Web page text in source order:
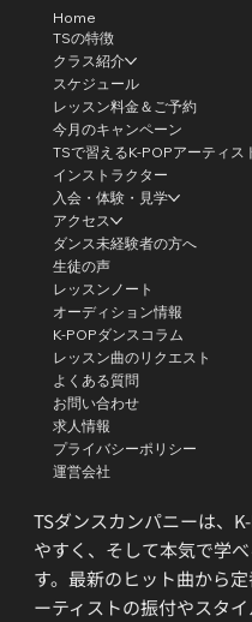
TSダンスカンパニーは、
やすく、そして本気で学
す。最新のヒット曲から
ーティストの振付やスタ
Home
TSの特徴
クラス紹介
スケジュール
レッスン料金＆ご予約
今月のキャンペーン
TSで習えるK-POPアーティス
インストラクター
入会・体験・見学
アクセス
ダンス未経験者の方へ
生徒の声
レッスンノート
オーディション情報
K-POPダンスコラム
レッスン曲のリクエスト
よくある質問
お問い合わせ
求人情報
プライバシーポリシー
運営会社